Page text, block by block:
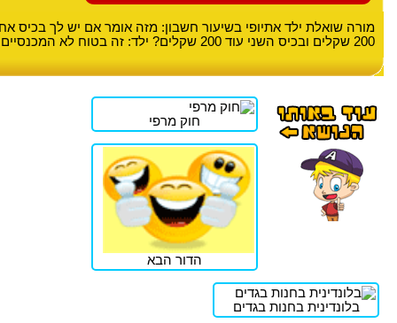
מורה שואלת ילד אתיופי בשיעור חשבון: מזה אומר אם יש לך בכיס
200 שקלים ובכיס השני עוד 200 שקלים? ילד: זה בטוח לא המכנסיים שלי!!!!!!!
חוק מרפי
הדור הבא
בלונדינית בחנות בגדים